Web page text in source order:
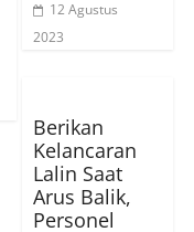
12 Agustus
2023
Berikan
Kelancaran
Lalin Saat
Arus Balik,
Personel